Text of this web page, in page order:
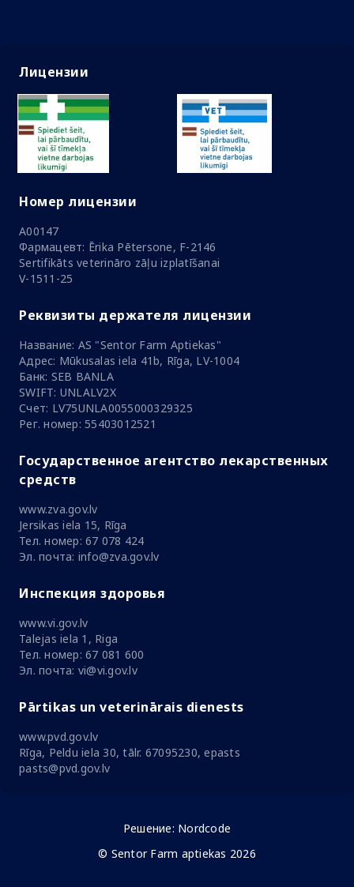
Лицензии
Номер лицензии
A00147
Фармацевт: Ērika Pētersone, F-2146
Sertifikāts veterināro zāļu izplatīšanai
V-1511-25
Реквизиты держателя лицензии
Название: AS "Sentor Farm Aptiekas"
Адрес: Mūkusalas iela 41b, Rīga, LV-1004
Банк: SEB BANLA
SWIFT: UNLALV2X
Счет: LV75UNLA0055000329325
Рег. номер: 55403012521
Государственное агентство лекарственных
средств
www.zva.gov.lv
Jersikas iela 15, Rīga
Тел. номер: 67 078 424
Эл. почта: info@zva.gov.lv
Инспекция здоровья
www.vi.gov.lv
Talejas iela 1, Riga
Тел. номер: 67 081 600
Эл. почта: vi@vi.gov.lv
Pārtikas un veterinārais dienests
www.pvd.gov.lv
Rīga, Peldu iela 30, tālr. 67095230, epasts
pasts@pvd.gov.lv
Решение: Nordcode
© Sentor Farm aptiekas 2026